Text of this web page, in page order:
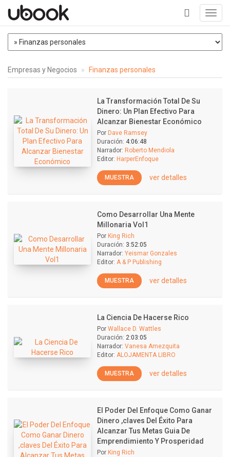
+
Empresas y Negocios Finanzas personales
La Transformación Total De Su
Dinero: Un Plan Efectivo Para
Alcanzar Bienestar Económico
Por Dave Ramsey
Duración: 4:06:48
Narrador: Roberto Mendiola
Editor: HarperEnfoque
MUESTRA ver detalles
Como Desarrollar Una Mente
Millonaria Vol1
Por King Rich
Duración: 3:52:05
Narrador: Yeismar Gonzales
Editor: A & P Publishing
MUESTRA ver detalles
La Ciencia De Hacerse Rico
Por Wallace D. Wattles
Duración: 2:03:05
Narrador: Vanesa Amezquita
Editor: ALOJAMENTA LIBRO
MUESTRA ver detalles
El Poder Del Enfoque Como Ganar
Dinero ,claves Del Éxito Para
Alcanzar Tus Metas Guia De
Emprendimiento Y Prosperidad
Por King Rich